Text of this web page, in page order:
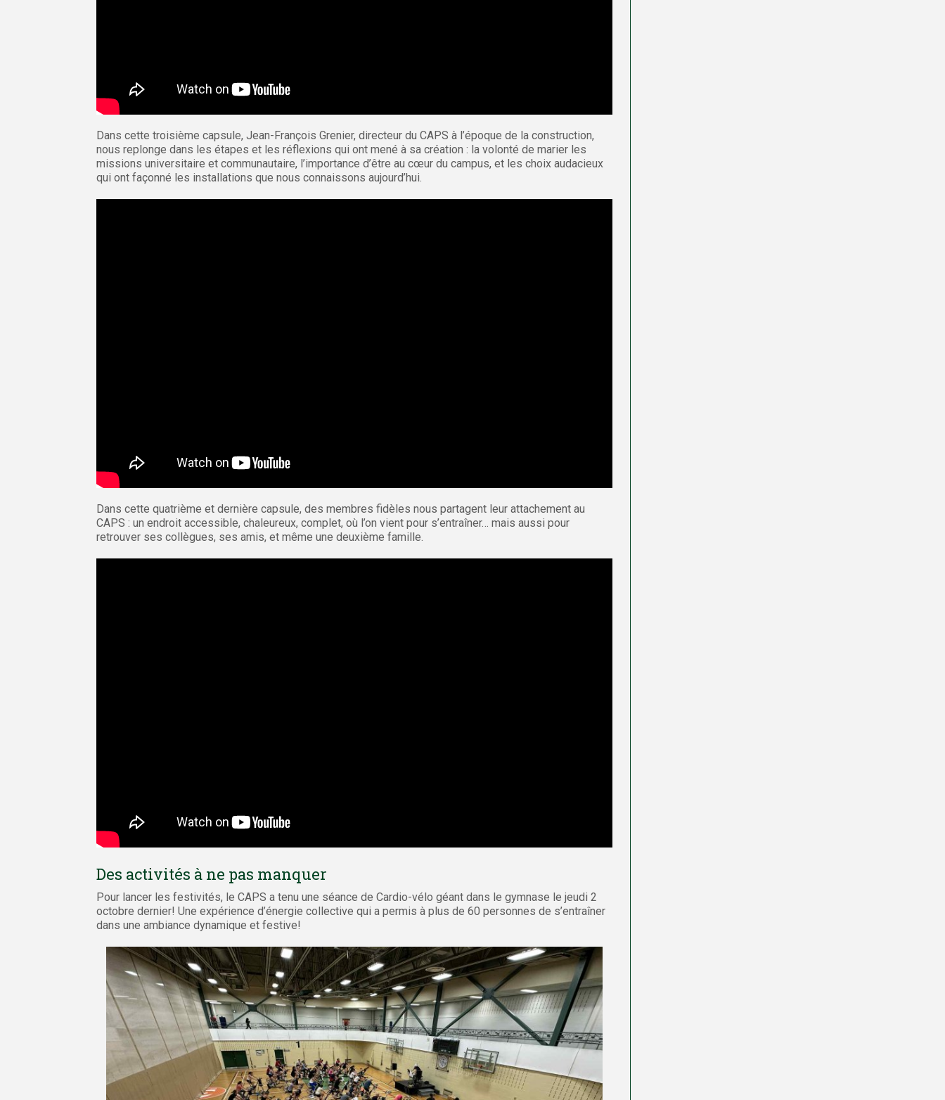
Dans cette troisième capsule, Jean-François Grenier, directeur du CAPS à l’époque de la construction,
nous replonge dans les étapes et les réflexions qui ont mené à sa création : la volonté de marier les
missions universitaire et communautaire, l’importance d’être au cœur du campus, et les choix audacieux
qui ont façonné les installations que nous connaissons aujourd’hui.
Dans cette quatrième et dernière capsule, des membres fidèles nous partagent leur attachement au
CAPS : un endroit accessible, chaleureux, complet, où l’on vient pour s’entraîner… mais aussi pour
retrouver ses collègues, ses amis, et même une deuxième famille.
Des activités à ne pas manquer
Pour lancer les festivités, le CAPS a tenu une séance de Cardio-vélo géant dans le gymnase le jeudi 2
octobre dernier! Une expérience d’énergie collective qui a permis à plus de 60 personnes de s’entraîner
dans une ambiance dynamique et festive!